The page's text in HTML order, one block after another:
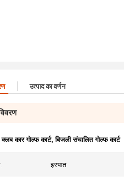
उत्पाद का वर्णन
क्लब कार गोल्फ कार्ट,बिजली संचालित गोल्फ कार्ट
इस्पात